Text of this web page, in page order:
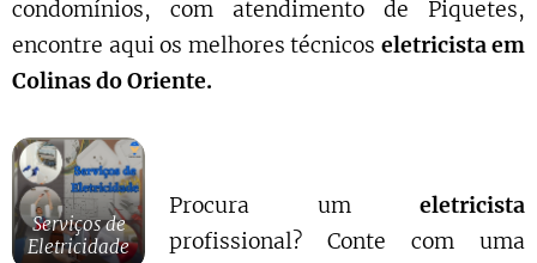
condomínios, com atendimento de Piquetes,
encontre aqui os melhores técnicos eletricista em
Colinas do Oriente.
Serviços de
Eletricidade
Procura um eletricista
profissional? Conte com uma